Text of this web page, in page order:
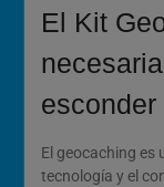
El Kit
El geocaching es
tecnología y el